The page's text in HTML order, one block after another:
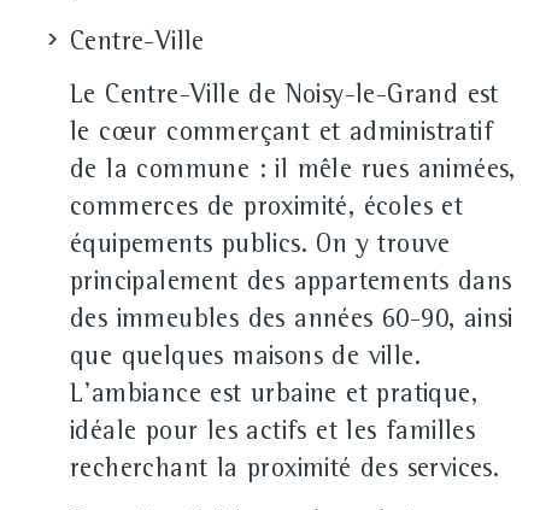
Centre‑Ville
Le Centre‑Ville de Noisy‑le‑Grand est
le cœur commerçant et administratif
de la commune : il mêle rues animées,
commerces de proximité, écoles et
équipements publics. On y trouve
principalement des appartements dans
des immeubles des années 60‑90, ainsi
que quelques maisons de ville.
L'ambiance est urbaine et pratique,
idéale pour les actifs et les familles
recherchant la proximité des services.